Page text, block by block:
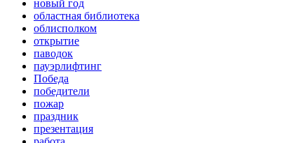
новый год
областная библиотека
облисполком
открытие
паводок
пауэрлифтинг
Победа
победители
пожар
праздник
презентация